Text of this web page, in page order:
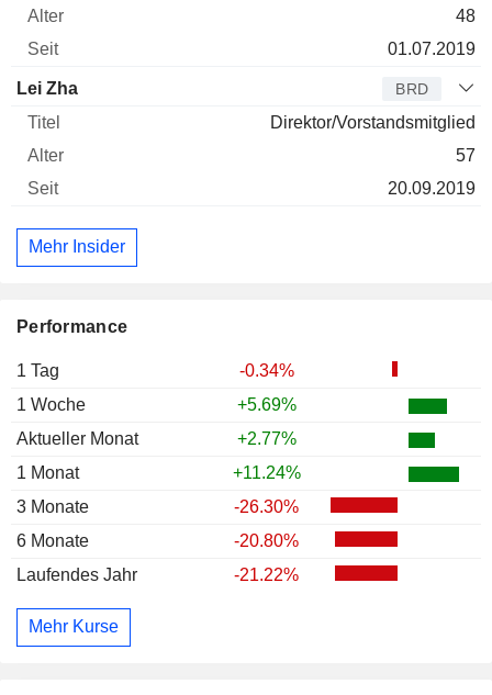
Performance
1 Tag
-0.34%
1 Woche
+5.69%
Aktueller Monat
+2.77%
1 Monat
+11.24%
3 Monate
-26.30%
6 Monate
-20.80%
Laufendes Jahr
-21.22%
Mehr Kurse
48
01.07.2019
Lei Zha BRD
Direktor/Vorstandsmitglied
57
20.09.2019
Mehr Insider